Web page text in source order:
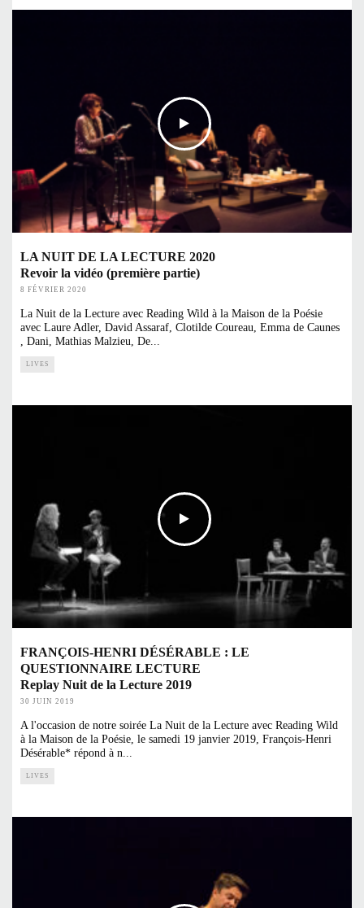
LA NUIT DE LA LECTURE 2020
Revoir la vidéo (première partie)
8 FÉVRIER 2020
La Nuit de la Lecture avec Reading Wild à la Maison de la Poésie
avec Laure Adler, David Assaraf, Clotilde Coureau, Emma de Caunes
, Dani, Mathias Malzieu, De...
LIVES
FRANÇOIS-HENRI DÉSÉRABLE : LE
QUESTIONNAIRE LECTURE
Replay Nuit de la Lecture 2019
30 JUIN 2019
A l'occasion de notre soirée La Nuit de la Lecture avec Reading Wild
à la Maison de la Poésie, le samedi 19 janvier 2019, François-Henri
Désérable* répond à n
LIVES